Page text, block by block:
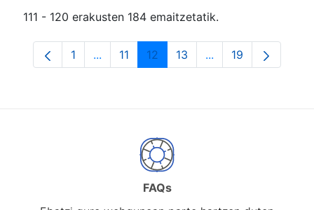
111 - 120 erakusten 184 emaitzetatik.
Orrialdea
1 ...Intermediate Pages Use TAB to navigate.
Orrialdea
11 Orrialdea
12 Orrialdea
13 ...Intermediate
Orrialdea
19
FAQs